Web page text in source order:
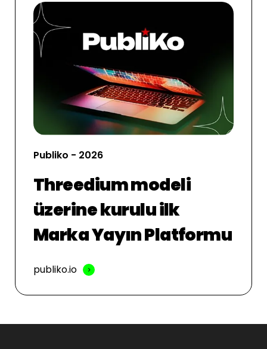
Publiko - 2026
Threedium modeli
üzerine kurulu ilk
Marka Yayın Platformu
publiko.io